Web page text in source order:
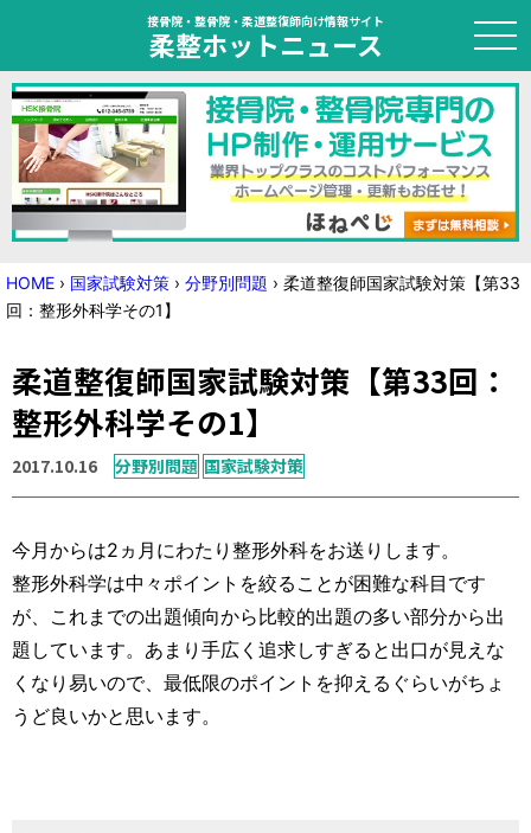
接骨院・整骨院・柔道整復師向け情報サイト
柔整ホットニュース
HOME
トピック
ニュース
国家試験対策
学会・セミナー情報
運営元 お問い合わせ
HOME › 国家試験対策 › 分野別問題 › 柔道整復師国家試験対策【第33
回：整形外科学その1】
柔道整復師国家試験対策【第33回：
整形外科学その1】
2017.10.16 分野別問題 国家試験対策
今月からは2ヵ月にわたり整形外科をお送りします。
整形外科学は中々ポイントを絞ることが困難な科目です
が、これまでの出題傾向から比較的出題の多い部分から出
題しています。あまり手広く追求しすぎると出口が見えな
くなり易いので、最低限のポイントを抑えるぐらいがちょ
うど良いかと思います。